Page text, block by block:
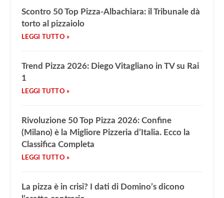
Scontro 50 Top Pizza-Albachiara: il Tribunale dà
torto al pizzaiolo
Trend Pizza 2026: Diego Vitagliano in TV su Rai
1
Rivoluzione 50 Top Pizza 2026: Confine
(Milano) è la Migliore Pizzeria d’Italia. Ecco la
Classifica Completa
La pizza è in crisi? I dati di Domino’s dicono